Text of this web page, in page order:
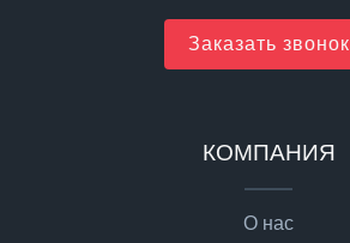
Заказать звонок
КОМПАНИЯ
О нас